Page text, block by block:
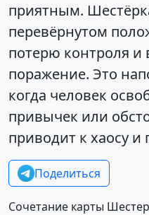
приятным.
перевёрнутом
потерю контроля
поражение. Это
когда человек
привычек или
приводит к хаосу и
Поделиться
Сочетание карты